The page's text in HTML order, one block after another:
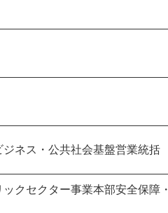
ネス・公共社会基盤営業統括
クセクター事業本部安全保障